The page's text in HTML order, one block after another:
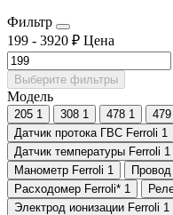
Фильтр
199 - 3920 ₽ Цена
Выберите фильтры
Модель
205 1 308 1 478 1 479
Датчик протока ГВС Ferroli 1
Датчик температуры Ferroli 1
Манометр Ferroli 1
Расходомер Ferroli* 1
Электрод ионизации Ferroli 1